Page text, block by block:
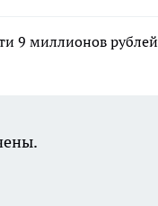
9 миллионов рублей